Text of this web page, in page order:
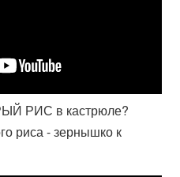
РИС в кастрюле?
риса - зернышко к